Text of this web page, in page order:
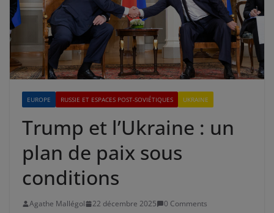
EUROPE RUSSIE ET ESPACES POST-SOVIÉTIQUES UKRAINE
Trump et l’Ukraine : un
plan de paix sous
conditions
Agathe Mallégol 22 décembre 2025 0 Comments